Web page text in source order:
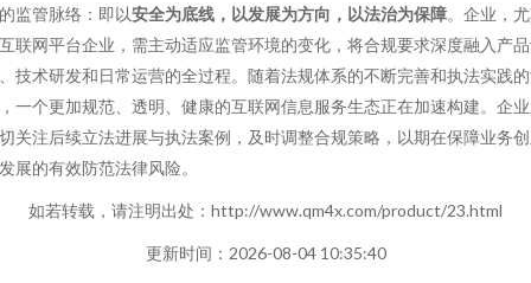
监管脉络：即以安全为底线，以发展为方向，以法治为保障。企业，
联网平台企业，需主动适应监管环境的变化，将合规要求深度融入产
技术研发和日常运营的全过程。随着法规体系的不断完善和执法实践
一个更加规范、透明、健康的互联网信息服务生态正在加速构建。企
关注后续立法进展与执法案例，及时调整合规策略，以期在保障业务
展的有效防范法律风险。
如若转载，请注明出处：http://www.qm4x.com/product/23.html
更新时间：2026-08-04 10:35:40